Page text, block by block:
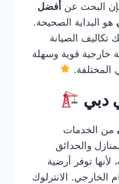
البحث عن أفضل
هو البداية الصحيحة.
تكاليف الصيانة
خارجية قوية وسهلة
المختلفة.
دبي
من الخدمات
والحدائق
توفر أرضية
الخارجي. الانترلوك